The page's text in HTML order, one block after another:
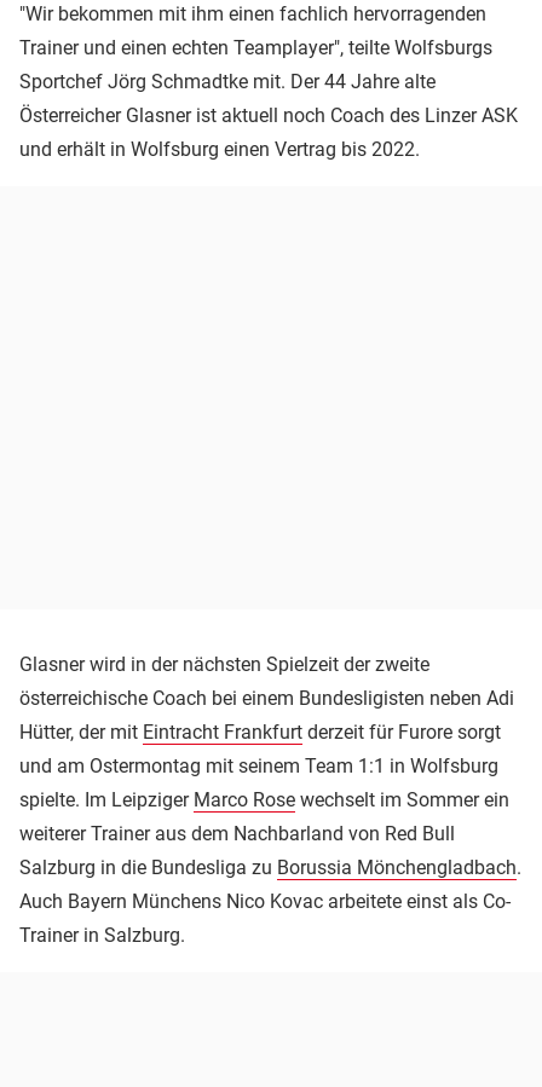
"Wir bekommen mit ihm einen fachlich hervorragenden
Trainer und einen echten Teamplayer", teilte Wolfsburgs
Sportchef Jörg Schmadtke mit. Der 44 Jahre alte
Österreicher Glasner ist aktuell noch Coach des Linzer ASK
und erhält in Wolfsburg einen Vertrag bis 2022.
Glasner wird in der nächsten Spielzeit der zweite
österreichische Coach bei einem Bundesligisten neben Adi
Hütter, der mit Eintracht Frankfurt derzeit für Furore sorgt
und am Ostermontag mit seinem Team 1:1 in Wolfsburg
spielte. Im Leipziger Marco Rose wechselt im Sommer ein
weiterer Trainer aus dem Nachbarland von Red Bull
Salzburg in die Bundesliga zu Borussia Mönchengladbach.
Auch Bayern Münchens Nico Kovac arbeitete einst als Co-
Trainer in Salzburg.